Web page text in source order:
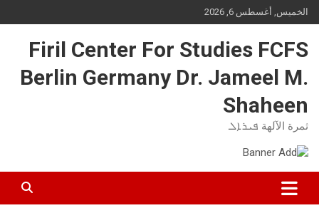
Skip
to
الخميس, أغسطس 6, 2026
Firil Center For Studies FCFS
Berlin Germany Dr. Jameel M.
Shaheen
ثمرة الآلهة ܦܝܪܐܠ